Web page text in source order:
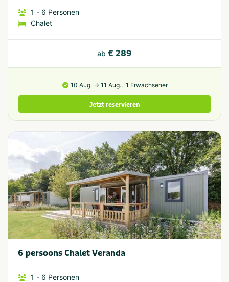
1 - 6 Personen
Chalet
ab € 289
10 Aug. → 11 Aug., 1 Erwachsener
Jetzt reservieren
6 persoons Chalet Veranda
1 - 6 Personen